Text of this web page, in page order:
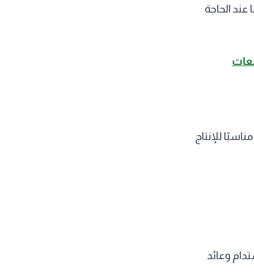
الحاجة
للإنتاج
وعائد